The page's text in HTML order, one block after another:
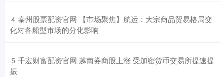
4 ​泰州股票配资官网 【市场聚焦】航运：大宗商品贸易格局变
化对各船型市场的分化影响
5 ​千宏财富配资官网 越南券商股上涨 受加密货币交易所提速提
振